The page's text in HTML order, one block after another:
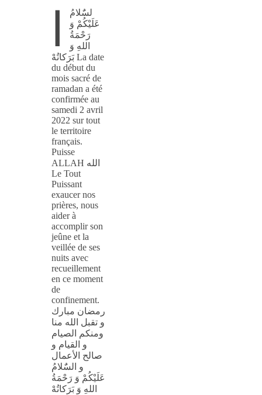
ا
لسٌَلامُ
عَلَيْكُمْ وَ
رَحْمَةُ
اللهِ وَ
بَرَكاتُهْ La date
du début du
mois sacré de
ramadan a été
confirmée au
samedi 2 avril
2022 sur tout
le territoire
français.
Puisse
ALLAH الله
Le Tout
Puissant
exaucer nos
prières, nous
aider à
accomplir son
jeûne et la
veillée de ses
nuits avec
recueillement
en ce moment
de
confinement.
رمضان مبارك
و تقبل الله منا
ومنكم الصيام
و القيام و
صالح الأعمال
و السٌَلامُ
عَلَيْكُمْ وَ رَحْمَةُ
اللهِ وَ بَرَكاتُهْ